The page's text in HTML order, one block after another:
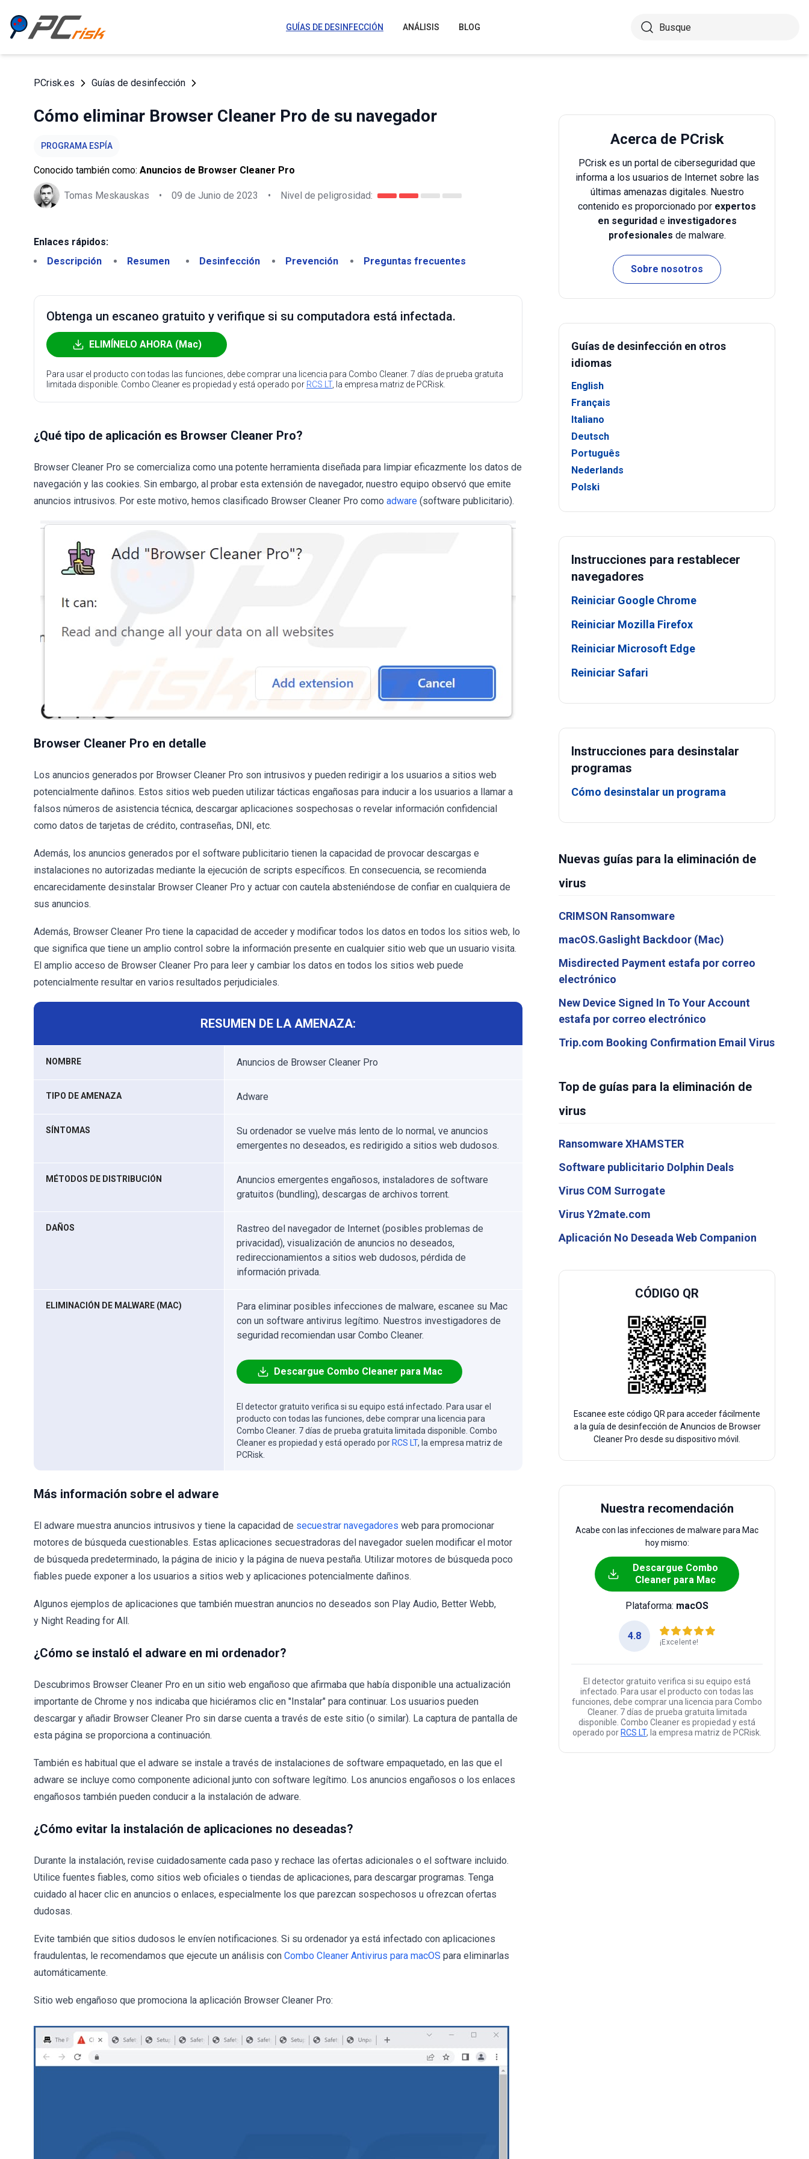
GUÍAS DE DESINFECCIÓN ANÁLISIS BLOG
PCrisk.es Guías de desinfección
Cómo eliminar Browser Cleaner Pro de su navegador
PROGRAMA ESPÍA
Conocido también como: Anuncios de Browser Cleaner Pro
Tomas Meskauskas • 09 de Junio de 2023 • Nivel de peligrosidad:
Enlaces rápidos:
Descripción
Resumen Desinfección Prevención Preguntas frecuentes
Obtenga un escaneo gratuito y verifique si su computadora está infectada.
ELIMÍNELO AHORA (Mac)
Para usar el producto con todas las funciones, debe comprar una licencia para Combo Cleaner. 7 días de prueba gratuita
limitada disponible. Combo Cleaner es propiedad y está operado por RCS LT, la empresa matriz de PCRisk.
¿Qué tipo de aplicación es Browser Cleaner Pro?
Browser Cleaner Pro se comercializa como una potente herramienta diseñada para limpiar eficazmente los datos de
navegación y las cookies. Sin embargo, al probar esta extensión de navegador, nuestro equipo observó que emite
anuncios intrusivos. Por este motivo, hemos clasificado Browser Cleaner Pro como adware (software publicitario).
Browser Cleaner Pro en detalle
Los anuncios generados por Browser Cleaner Pro son intrusivos y pueden redirigir a los usuarios a sitios web
potencialmente dañinos. Estos sitios web pueden utilizar tácticas engañosas para inducir a los usuarios a llamar a
falsos números de asistencia técnica, descargar aplicaciones sospechosas o revelar información confidencial
como datos de tarjetas de crédito, contraseñas, DNI, etc.
Además, los anuncios generados por el software publicitario tienen la capacidad de provocar descargas e
instalaciones no autorizadas mediante la ejecución de scripts específicos. En consecuencia, se recomienda
encarecidamente desinstalar Browser Cleaner Pro y actuar con cautela absteniéndose de confiar en cualquiera de
sus anuncios.
Además, Browser Cleaner Pro tiene la capacidad de acceder y modificar todos los datos en todos los sitios web, lo
que significa que tiene un amplio control sobre la información presente en cualquier sitio web que un usuario visita.
El amplio acceso de Browser Cleaner Pro para leer y cambiar los datos en todos los sitios web puede
potencialmente resultar en varios resultados perjudiciales.
RESUMEN DE LA AMENAZA:
NOMBRE Anuncios de Browser Cleaner Pro
TIPO DE AMENAZA Adware
SÍNTOMAS
Su ordenador se vuelve más lento de lo normal, ve anuncios
emergentes no deseados, es redirigido a sitios web dudosos.
MÉTODOS DE DISTRIBUCIÓN
Anuncios emergentes engañosos, instaladores de software
gratuitos (bundling), descargas de archivos torrent.
DAÑOS
Rastreo del navegador de Internet (posibles problemas de
privacidad), visualización de anuncios no deseados,
redireccionamientos a sitios web dudosos, pérdida de
información privada.
ELIMINACIÓN DE MALWARE (MAC)
Para eliminar posibles infecciones de malware, escanee su Mac
con un software antivirus legítimo. Nuestros investigadores de
seguridad recomiendan usar Combo Cleaner.
Descargue Combo Cleaner para Mac
El detector gratuito verifica si su equipo está infectado. Para usar el
producto con todas las funciones, debe comprar una licencia para
Combo Cleaner. 7 días de prueba gratuita limitada disponible. Combo
Cleaner es propiedad y está operado por RCS LT, la empresa matriz de
PCRisk.
Más información sobre el adware
El adware muestra anuncios intrusivos y tiene la capacidad de secuestrar navegadores web para promocionar
motores de búsqueda cuestionables. Estas aplicaciones secuestradoras del navegador suelen modificar el motor
de búsqueda predeterminado, la página de inicio y la página de nueva pestaña. Utilizar motores de búsqueda poco
fiables puede exponer a los usuarios a sitios web y aplicaciones potencialmente dañinos.
Algunos ejemplos de aplicaciones que también muestran anuncios no deseados son Play Audio, Better Webb,
y Night Reading for All.
¿Cómo se instaló el adware en mi ordenador?
Descubrimos Browser Cleaner Pro en un sitio web engañoso que afirmaba que había disponible una actualización
importante de Chrome y nos indicaba que hiciéramos clic en "Instalar" para continuar. Los usuarios pueden
descargar y añadir Browser Cleaner Pro sin darse cuenta a través de este sitio (o similar). La captura de pantalla de
esta página se proporciona a continuación.
También es habitual que el adware se instale a través de instalaciones de software empaquetado, en las que el
adware se incluye como componente adicional junto con software legítimo. Los anuncios engañosos o los enlaces
engañosos también pueden conducir a la instalación de adware.
¿Cómo evitar la instalación de aplicaciones no deseadas?
Durante la instalación, revise cuidadosamente cada paso y rechace las ofertas adicionales o el software incluido.
Utilice fuentes fiables, como sitios web oficiales o tiendas de aplicaciones, para descargar programas. Tenga
cuidado al hacer clic en anuncios o enlaces, especialmente los que parezcan sospechosos u ofrezcan ofertas
dudosas.
Evite también que sitios dudosos le envíen notificaciones. Si su ordenador ya está infectado con aplicaciones
fraudulentas, le recomendamos que ejecute un análisis con Combo Cleaner Antivirus para macOS para eliminarlas
automáticamente.
Sitio web engañoso que promociona la aplicación Browser Cleaner Pro:
Acerca de PCrisk
PCrisk es un portal de ciberseguridad que
informa a los usuarios de Internet sobre las
últimas amenazas digitales. Nuestro
contenido es proporcionado por expertos
en seguridade investigadores
profesionales de malware.
Sobre nosotros
Guías de desinfección en otros
idiomas
English
Français
Italiano
Deutsch
Português
Nederlands
Polski
Instrucciones para restablecer
navegadores
Reiniciar Google Chrome
Reiniciar Mozilla Firefox
Reiniciar Microsoft Edge
Reiniciar Safari
Instrucciones para desinstalar
programas
Cómo desinstalar un programa
Nuevas guías para la eliminación de
virus
CRIMSON Ransomware
macOS.Gaslight Backdoor (Mac)
Misdirected Payment estafa por correo
electrónico
New Device Signed In To Your Account
estafa por correo electrónico
Trip.com Booking Confirmation Email Virus
Top de guías para la eliminación de
virus
Ransomware XHAMSTER
Software publicitario Dolphin Deals
Virus COM Surrogate
Virus Y2mate.com
Aplicación No Deseada Web Companion
CÓDIGO QR
Escanee este código QR para acceder fácilmente
a la guía de desinfección de Anuncios de Browser
Cleaner Pro desde su dispositivo móvil.
Nuestra recomendación
Acabe con las infecciones de malware para Mac
hoy mismo:
Descargue Combo
Cleaner para Mac
Plataforma: macOS
4.8
¡Excelente!
El detector gratuito verifica si su equipo está
infectado. Para usar el producto con todas las
funciones, debe comprar una licencia para Combo
Cleaner. 7 días de prueba gratuita limitada
disponible. Combo Cleaner es propiedad y está
operado por RCS LT, la empresa matriz de PCRisk.